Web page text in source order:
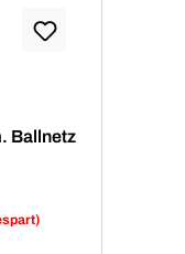
Ballnetz